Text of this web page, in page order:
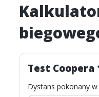
Test Coopera
Dystans pokonany